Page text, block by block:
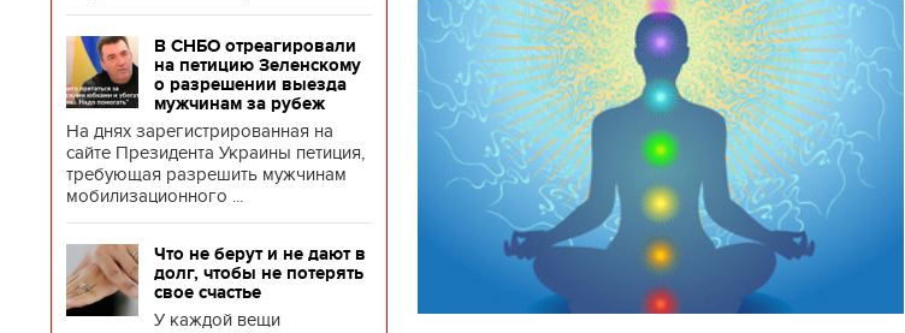
В СНБО отреагировали
на петицию Зеленскому
о разрешении выезда
мужчинам за рубеж
На днях зарегистрированная на
сайте Президента Украины петиция,
требующая разрешить мужчинам
мобилизационного ...
Что не берут и не дают в
долг, чтобы не потерять
свое счастье
У каждой вещи